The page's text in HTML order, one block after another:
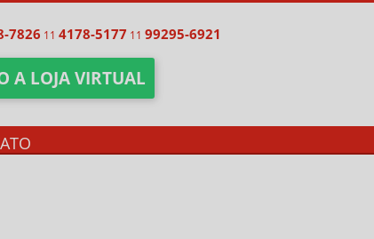
7826 11 4178-5177 11 99295-6921
A LOJA VIRTUAL